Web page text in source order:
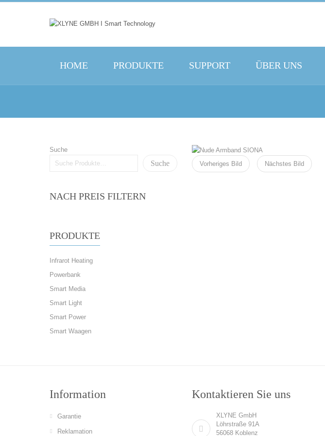
HOME PRODUKTE SUPPORT ÜBER UNS
Suche
Suche
NACH PREIS FILTERN
PRODUKTE
Infrarot Heating
Powerbank
Smart Media
Smart Light
Smart Power
Smart Waagen
Vorheriges Bild Nächstes Bild
Information
Garantie
Reklamation
Kontaktieren Sie uns
XLYNE GmbH
Löhrstraße 91A
56068 Koblenz